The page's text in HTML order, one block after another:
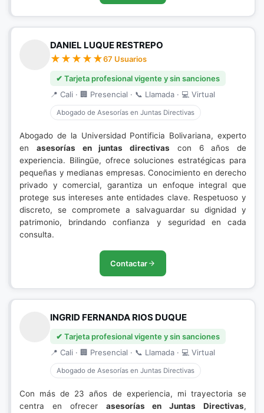
DANIEL LUQUE RESTREPO
67 Usuarios
✔ Tarjeta profesional vigente y sin sanciones
📍 Cali · 🏢 Presencial · 📞 Llamada · 💻 Virtual
Abogado de Asesorías en Juntas Directivas
Abogado de la Universidad Pontificia Bolivariana, experto
en asesorías en juntas directivas con 6 años de
experiencia. Bilingüe, ofrece soluciones estratégicas para
pequeñas y medianas empresas. Conocimiento en derecho
privado y comercial, garantiza un enfoque integral que
protege sus intereses ante entidades clave. Respetuoso y
discreto, se compromete a salvaguardar su dignidad y
patrimonio, brindando confianza y seguridad en cada
consulta.
Contactar
INGRID FERNANDA RIOS DUQUE
✔ Tarjeta profesional vigente y sin sanciones
📍 Cali · 🏢 Presencial · 📞 Llamada · 💻 Virtual
Abogado de Asesorías en Juntas Directivas
Con más de 23 años de experiencia, mi trayectoria se
centra en ofrecer asesorías en Juntas Directivas,